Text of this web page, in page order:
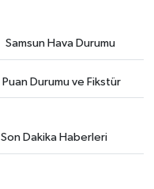
Samsun Hava Durumu
Puan Durumu ve Fikstür
Son Dakika Haberleri